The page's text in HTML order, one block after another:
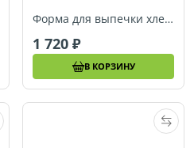
Форма для выпечки хлеба и кексов Berndes SPECIALS, 30 x 10,8 см (053327)
1 720
В КОРЗИНУ